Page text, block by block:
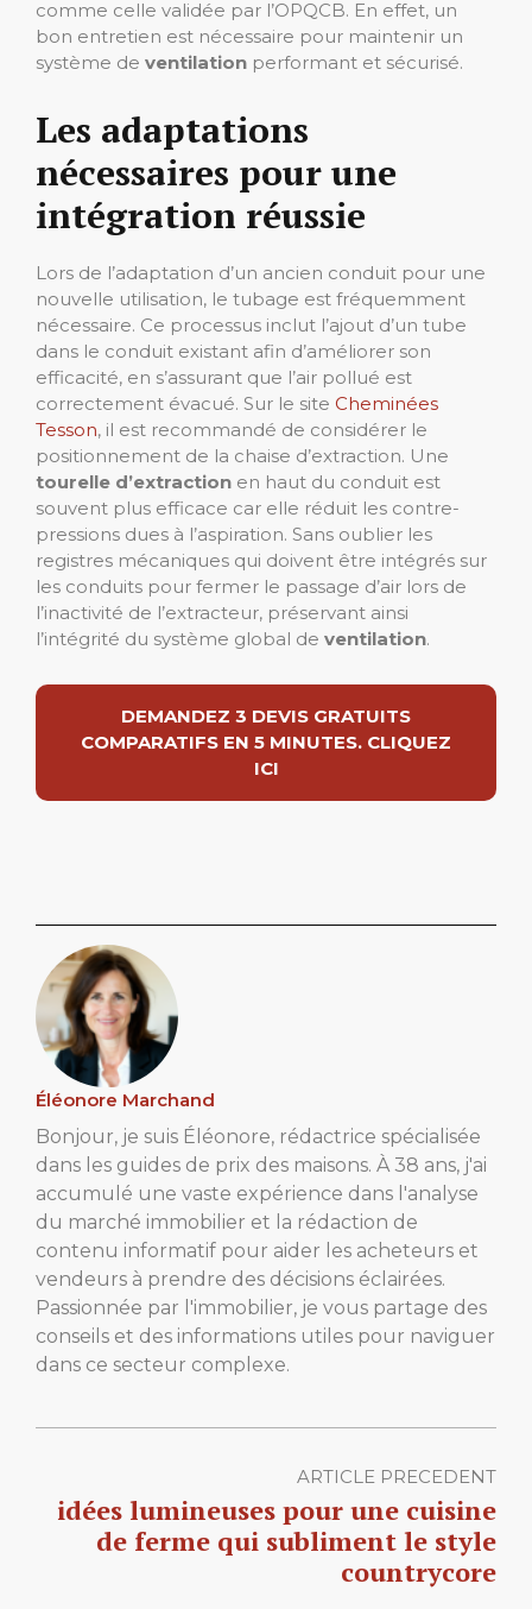
comme celle validée par l’OPQCB. En effet, un
bon entretien est nécessaire pour maintenir un
système de ventilation performant et sécurisé.
Les adaptations
nécessaires pour une
intégration réussie
Lors de l’adaptation d’un ancien conduit pour une
nouvelle utilisation, le tubage est fréquemment
nécessaire. Ce processus inclut l’ajout d’un tube
dans le conduit existant afin d’améliorer son
efficacité, en s’assurant que l’air pollué est
correctement évacué. Sur le site Cheminées
Tesson, il est recommandé de considérer le
positionnement de la chaise d’extraction. Une
tourelle d’extraction en haut du conduit est
souvent plus efficace car elle réduit les contre-
pressions dues à l’aspiration. Sans oublier les
registres mécaniques qui doivent être intégrés sur
les conduits pour fermer le passage d’air lors de
l’inactivité de l’extracteur, préservant ainsi
l’intégrité du système global de ventilation.
DEMANDEZ 3 DEVIS GRATUITS
COMPARATIFS EN 5 MINUTES. CLIQUEZ
ICI
Éléonore Marchand
Bonjour, je suis Éléonore, rédactrice spécialisée
dans les guides de prix des maisons. À 38 ans, j'ai
accumulé une vaste expérience dans l'analyse
du marché immobilier et la rédaction de
contenu informatif pour aider les acheteurs et
vendeurs à prendre des décisions éclairées.
Passionnée par l'immobilier, je vous partage des
conseils et des informations utiles pour naviguer
dans ce secteur complexe.
ARTICLE PRECEDENT
idées lumineuses pour une cuisine
de ferme qui subliment le style
countrycore